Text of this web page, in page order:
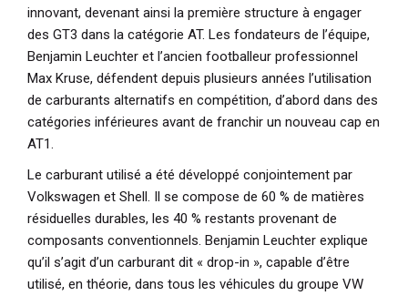
innovant, devenant ainsi la première structure à engager
des GT3 dans la catégorie AT. Les fondateurs de l’équipe,
Benjamin Leuchter et l’ancien footballeur professionnel
Max Kruse, défendent depuis plusieurs années l’utilisation
de carburants alternatifs en compétition, d’abord dans des
catégories inférieures avant de franchir un nouveau cap en
AT1.
Le carburant utilisé a été développé conjointement par
Volkswagen et Shell. Il se compose de 60 % de matières
résiduelles durables, les 40 % restants provenant de
composants conventionnels. Benjamin Leuchter explique
qu’il s’agit d’un carburant dit « drop-in », capable d’être
utilisé, en théorie, dans tous les véhicules du groupe VW